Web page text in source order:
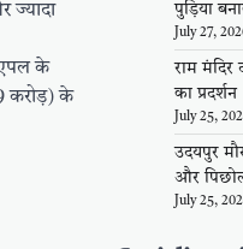
ज्यादा
एपल के
करोड़) के
पुड़िया
July 27,
राम मंदिर
का प्रदर्शन
July 25,
उदयपुर
और
July 25,